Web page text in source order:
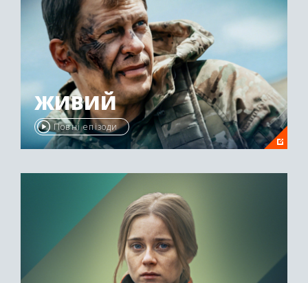
ЖИВИЙ
Повні епізоди